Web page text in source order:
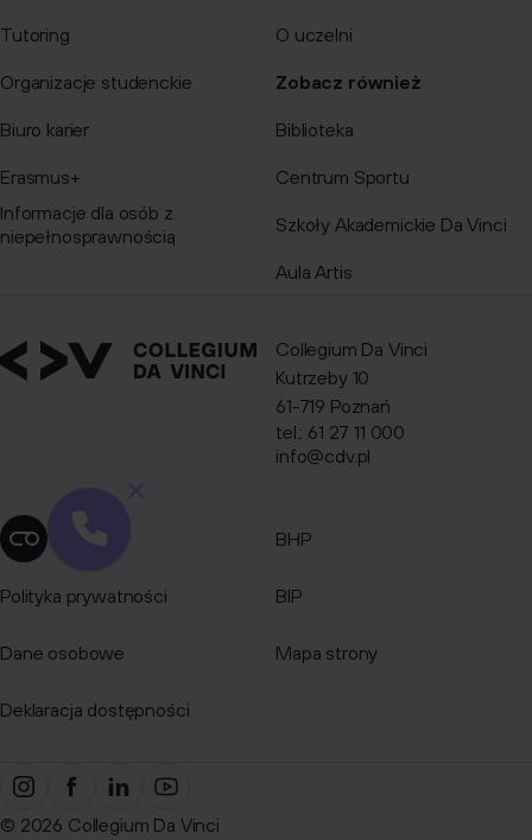
Tutoring
Organizacje studenckie
Biuro karier
Erasmus+
Informacje dla osób z
niepełnosprawnością
O uczelni
Zobacz również
Biblioteka
Centrum Sportu
Szkoły Akademickie Da Vinci
Aula Artis
Collegium Da Vinci
Kutrzeby 10
61-719 Poznań
tel.: 61 27 11 000
info@cdv.pl
Zmień ustawienia cookies
Polityka prywatności
Dane osobowe
Deklaracja dostępności
BHP
BIP
Mapa strony
© 2026 Collegium Da Vinci